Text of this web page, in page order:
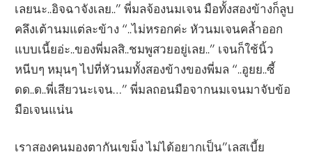
เลยนะ..อิจฉาจังเลย..” พี่มลจ้องนมเจน มือทั้งสองข้างก็ลูบ
คลึงเต้านมแต่ละข้าง “..ไม่หรอกค่ะ หัวนมเจนคล้ำออก
แบบเนี้ยอ่ะ..ของพี่มลสิ..ชมพูสวยอยู่เลย..” เจนก็ใช้นิ้ว
หนีบๆ หมุนๆ ไปที่หัวนมทั้งสองข้างของพี่มล “..อูยย..ซี้
ดด..ด..พี่เสียวนะเจน…” พี่มลถอนมือจากนมเจนมาจับข้อ
มือเจนแน่น
เราสองคนมองตากันเขม็ง ไม่ได้อยากเป็น”เลสเบี้ย